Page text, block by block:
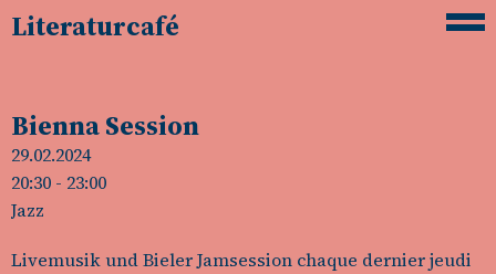
Literaturcafé
Bienna Session
29.02.2024
20:30 - 23:00
Jazz
Livemusik und Bieler Jamsession chaque dernier jeudi